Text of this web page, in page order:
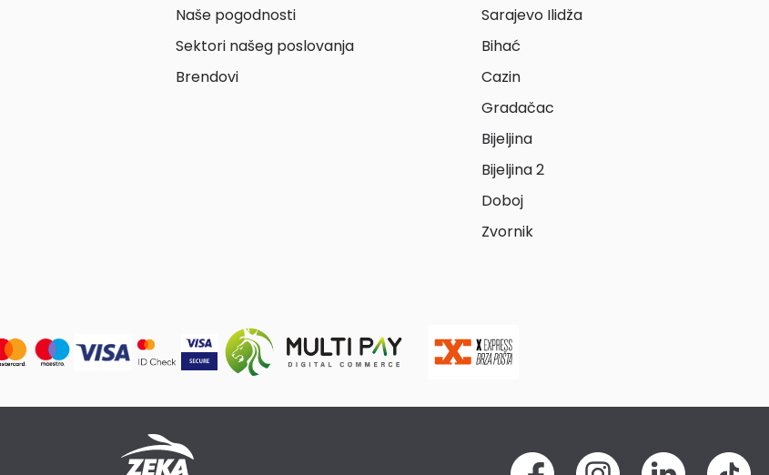
Naše pogodnosti
Sektori našeg poslovanja
Brendovi
Sarajevo Ilidža
Bihać
Cazin
Gradačac
Bijeljina
Bijeljina 2
Doboj
Zvornik